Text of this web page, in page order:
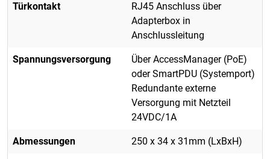
Türkontakt
RJ45 Anschluss über
Adapterbox in
Anschlussleitung
Spannungsversorgung
Über AccessManager (PoE)
oder SmartPDU (Systemport)
Redundante externe
Versorgung mit Netzteil
24VDC/1A
Abmessungen 250 x 34 x 31mm (LxBxH)